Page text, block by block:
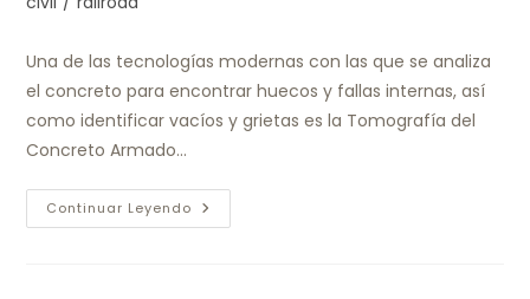
Una de las tecnologías modernas con las que se analiza
el concreto para encontrar huecos y fallas internas, así
como identificar vacíos y grietas es la Tomografía del
Concreto Armado…
Continuar Leyendo